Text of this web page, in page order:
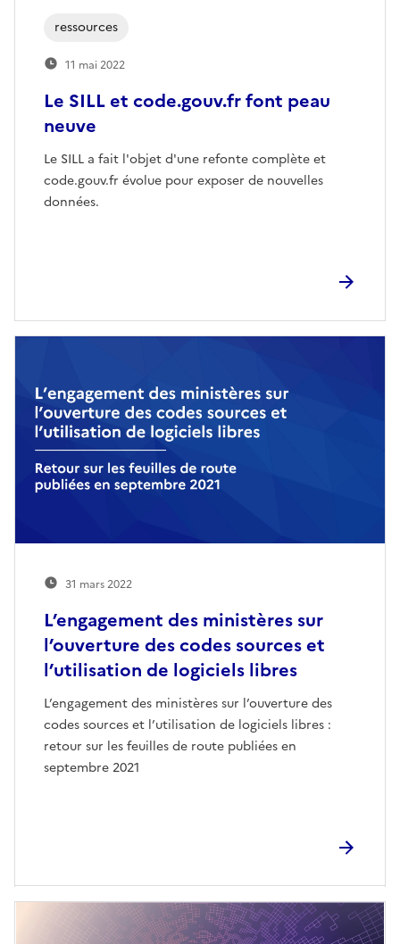
Le SILL et code.gouv.fr font peau
neuve
Le SILL a fait l'objet d'une refonte complète et
code.gouv.fr évolue pour exposer de nouvelles
données.
ressources
11 mai 2022
L’engagement des ministères sur
l’ouverture des codes sources et
l’utilisation de logiciels libres
L’engagement des ministères sur l’ouverture des
codes sources et l’utilisation de logiciels libres :
retour sur les feuilles de route publiées en
septembre 2021
31 mars 2022